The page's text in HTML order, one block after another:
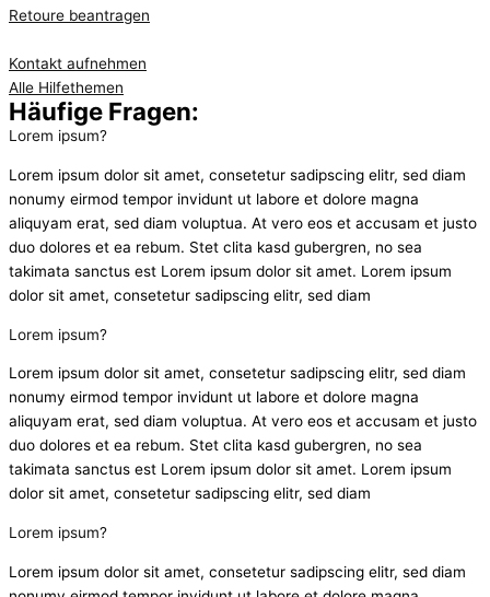
Retoure beantragen
Kontakt aufnehmen
Alle Hilfethemen
Häufige Fragen:
Lorem ipsum?
Lorem ipsum dolor sit amet, consetetur sadipscing elitr, sed diam
nonumy eirmod tempor invidunt ut labore et dolore magna
aliquyam erat, sed diam voluptua. At vero eos et accusam et justo
duo dolores et ea rebum. Stet clita kasd gubergren, no sea
takimata sanctus est Lorem ipsum dolor sit amet. Lorem ipsum
dolor sit amet, consetetur sadipscing elitr, sed diam
Lorem ipsum?
Lorem ipsum dolor sit amet, consetetur sadipscing elitr, sed diam
nonumy eirmod tempor invidunt ut labore et dolore magna
aliquyam erat, sed diam voluptua. At vero eos et accusam et justo
duo dolores et ea rebum. Stet clita kasd gubergren, no sea
takimata sanctus est Lorem ipsum dolor sit amet. Lorem ipsum
dolor sit amet, consetetur sadipscing elitr, sed diam
Lorem ipsum?
Lorem ipsum dolor sit amet, consetetur sadipscing elitr, sed diam